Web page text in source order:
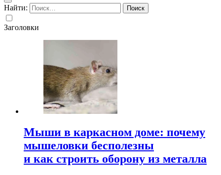
Найти:
Заголовки
Мыши в каркасном доме: почему
мышеловки бесполезны
и как строить оборону из металла